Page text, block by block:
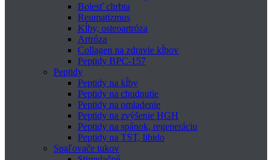
Bolesť chrbta
Reumatizmus
Kĺby, osteoartróza
Artróza
Collagen na zdravie kĺbov
Peptidy BPC-157
Peptidy
Peptidy na kĺby
Peptidy na chudnutie
Peptidy na omladenie
Peptidy na zvýšenie HGH
Peptidy na spánok, regeneráciu
Peptidy na TST, libido
Spaľovače tukov